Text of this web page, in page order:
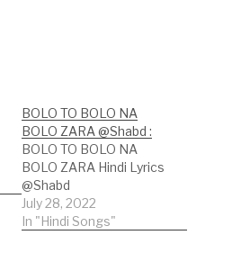
BOLO TO BOLO NA
BOLO ZARA @Shabd :
BOLO TO BOLO NA
BOLO ZARA Hindi Lyrics
@Shabd
July 28, 2022
In "Hindi Songs"